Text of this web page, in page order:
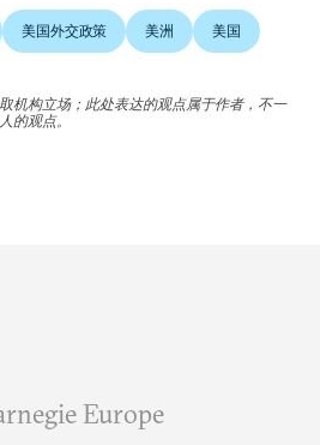
美国外交政策 美洲 美国
机构立场；此处表达的观点属于作者，不一
的观点。
Europe